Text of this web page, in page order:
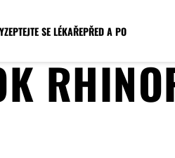
ZEPTEJTE SE LÉKAŘEPŘED A PO